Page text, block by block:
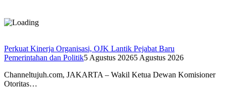
Perkuat Kinerja Organisasi, OJK Lantik Pejabat Baru
Pemerintahan dan Politik5 Agustus 20265 Agustus 2026
Channeltujuh.com, JAKARTA – Wakil Ketua Dewan Komisioner
Otoritas…